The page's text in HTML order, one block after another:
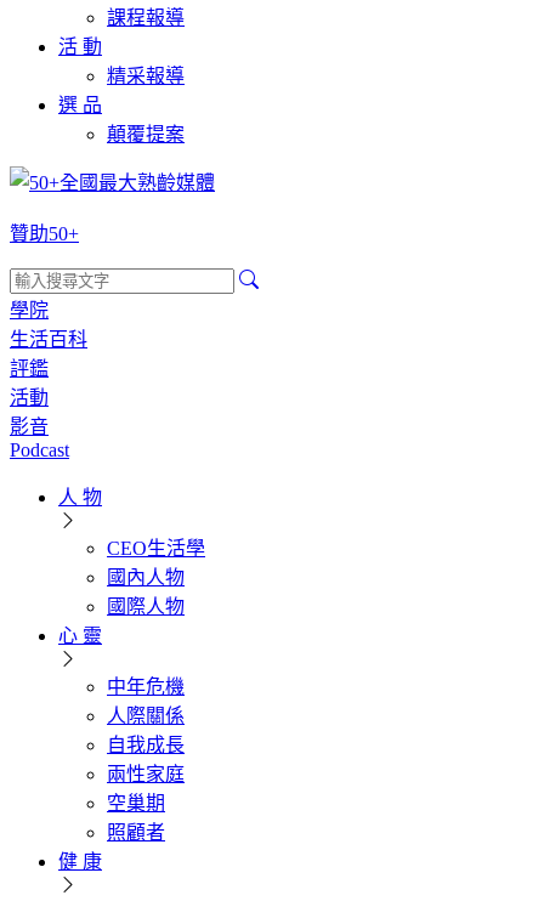
課程報導
活 動
精采報導
選 品
顛覆提案
贊助50+
學院
生活百科
評鑑
活動
影音
Podcast
人 物
CEO生活學
國內人物
國際人物
心 靈
中年危機
人際關係
自我成長
兩性家庭
空巢期
照顧者
健 康